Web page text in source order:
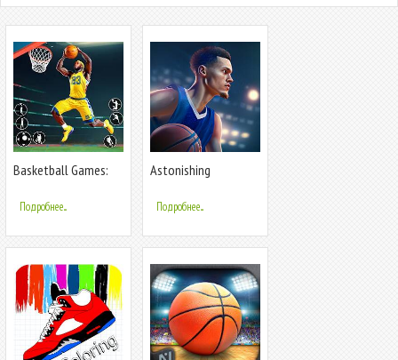
Basketball Games:
Подробнее...
Astonishing
Подробнее...